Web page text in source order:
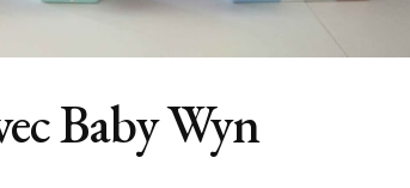
Baby Wyn